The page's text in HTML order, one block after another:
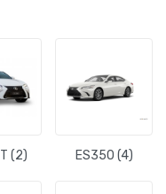
GS250 (1)